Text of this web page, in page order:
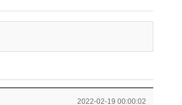
2022-02-19 00:00:02